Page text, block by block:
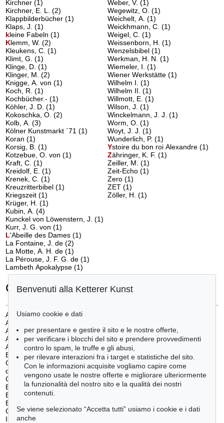
Kirchner(1)
Kirchner, E. L.(2)
Klappbilderbücher(1)
Klaps, J.(1)
kleine Fabeln(1)
Klemm, W.(2)
Kleukens, C.(1)
Klimt, G.(1)
Klinge, D.(1)
Klinger, M.(2)
Knigge, A. von(1)
Koch, R.(1)
Kochbücher.-(1)
Köhler, J. D.(1)
Kokoschka, O.(2)
Kolb, A.(3)
Kölner Kunstmarkt ´71(1)
Koran(1)
Korsig, B.(1)
Kotzebue, O. von(1)
Kraft, C.(1)
Kreidolf, E.(1)
Krenek, C.(1)
Kreuzritterbibel(1)
Kriegszeit(1)
Krüger, H.(1)
Kubin, A.(4)
Kunckel von Löwenstern, J.(1)
Kurr, J. G. von(1)
L'Abeille des Dames(1)
La Fontaine, J. de(2)
La Motte, A. H. de(1)
La Pérouse, J. F. G. de(1)
Lambeth Apokalypse(1)
Weber, V.(1)
Wegewitz, O.(1)
Weichelt, A.(1)
Weickhmann, C.(1)
Weigel, C.(1)
Weissenborn, H.(1)
Wenzelsbibel(1)
Werkman, H. N.(1)
Wiemeler, I.(1)
Wiener Werkstätte(1)
Wilhelm I.(1)
Wilhelm II.(1)
Willmott, E.(1)
Wilson, J.(1)
Winckelmann, J. J.(1)
Worm, O.(1)
Woyt, J. J.(1)
Wunderlich, P.(1)
Ystoire du bon roi Alexandre(1)
Zähringer, K. F.(1)
Zeiller, M.(1)
Zeit-Echo(1)
Zero(1)
ZET(1)
Zöller, H.(1)
Categorie
Architetture (2)
Arte del giardino
Arti applicate(5)
Astronomia(3)
Autografi(39)
Bibliofilia(130)
Cataloghi ragionati e letteratura
d'arte
(12)
Cimelia(1)
Economia e diritto(1)
Enciclopedie e dizionari
Espressionismo
Geografia e viaggi(76)
Il libro e la modernità
Benvenuti alla Ketterer Kunst
Usiamo cookie e dati
per presentare e gestire il sito e le nostre offerte,
per verificare i blocchi del sito e prendere provvedimenti
contro lo spam, le truffe e gli abusi,
per rilevare interazioni fra i target e statistiche del sito.
Con le informazioni acquisite vogliamo capire come
vengono usate le nostre offerte e migliorare ulteriormente
la funzionalità del nostro sito e la qualità dei nostri
contenuti.
Se viene selezionato “Accetta tutti” usiamo i cookie e i dati
anche